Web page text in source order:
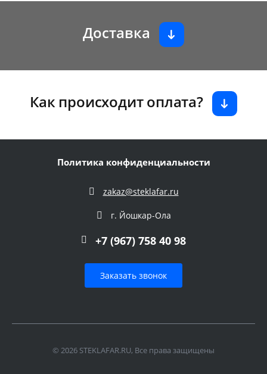
Доставка
Как происходит оплата?
Политика конфиденциальности
zakaz@steklafar.ru
г. Йошкар-Ола
+7 (967) 758 40 98
Заказать звонок
© 2026 STEKLAFAR.RU, Все права защищены